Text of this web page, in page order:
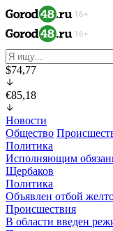
$74,77
€85,18
Новости
Общество
Политика
Исполняющим
Щербаков
Политика
Объявлен отбой
Происшествия
В области введен